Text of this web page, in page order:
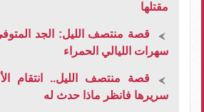
مقتلها
قصة منتصف الليل: الجد
سهرات الليالي الحمراء
قصة منتصف الليل.. انتقام
سريرها فانظر ماذا حدث له